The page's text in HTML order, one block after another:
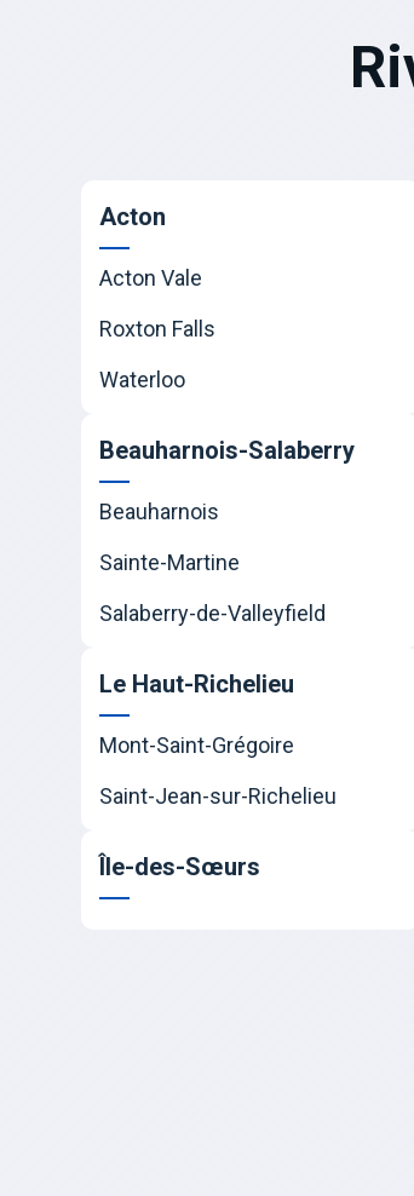
Acton
Acton Vale
Roxton Falls
Waterloo
Beauharnois-Salaberry
Beauharnois
Sainte-Martine
Salaberry-de-Valleyfield
Le Haut-Richelieu
Mont-Saint-Grégoire
Saint-Jean-sur-Richelieu
Île-des-Sœurs